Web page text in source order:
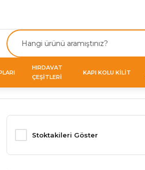
HIRDAVAT
ÇEŞİTLERİ
KAPI KOLU KİLİT
Stoktakileri Göster